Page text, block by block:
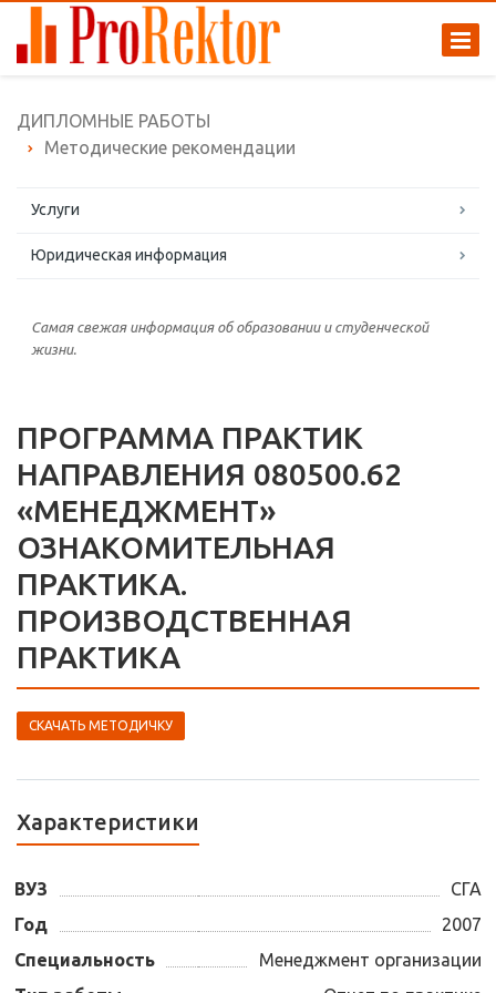
ДИПЛОМНЫЕ РАБОТЫ
Методические рекомендации
Услуги
Юридическая информация
Самая свежая информация об образовании и студенческой
жизни.
ПРОГРАММА ПРАКТИК
НАПРАВЛЕНИЯ 080500.62
«МЕНЕДЖМЕНТ»
ОЗНАКОМИТЕЛЬНАЯ
ПРАКТИКА.
ПРОИЗВОДСТВЕННАЯ
ПРАКТИКА
СКАЧАТЬ МЕТОДИЧКУ
Характеристики
ВУЗ
СГА
Год
2007
Специальность
Менеджмент организации